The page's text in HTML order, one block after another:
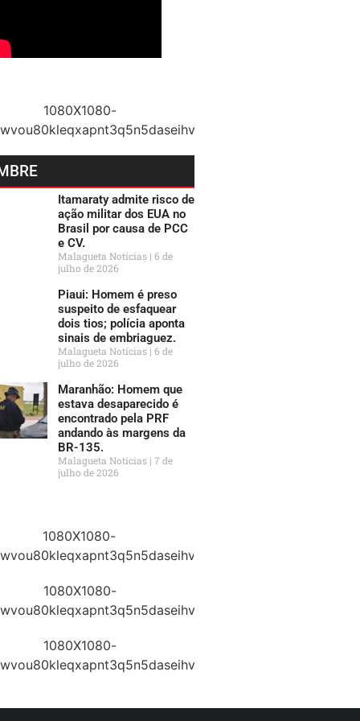
Itamaraty admite risco de
ação militar dos EUA no
Brasil por causa de PCC
e CV.
Malagueta Notícias 6 de
julho de 2026
Piaui: Homem é preso
suspeito de esfaquear
dois tios; polícia aponta
sinais de embriaguez.
Malagueta Notícias 6 de
julho de 2026
Maranhão: Homem que
estava desaparecido é
encontrado pela PRF
andando às margens da
BR-135.
Malagueta Notícias 7 de
julho de 2026